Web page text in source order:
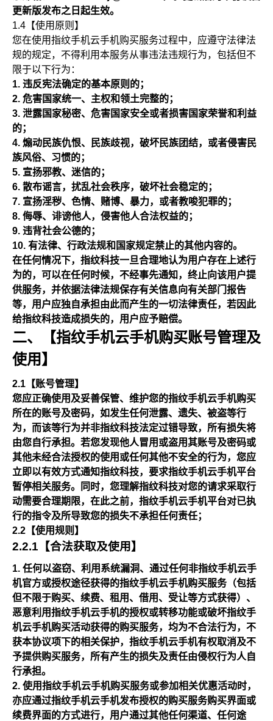
更新版发布之日起生效。
1.4【使用原则】
您在使用指纹手机云手机购买服务过程中，应遵守法律法
规的规定，不得利用本服务从事违法违规行为，包括但不
限于以下行为：
违反宪法确定的基本原则的；
危害国家统一、主权和领土完整的；
泄露国家秘密、危害国家安全或者损害国家荣誉和利益
的；
煽动民族仇恨、民族歧视，破坏民族团结，或者侵害民
族风俗、习惯的；
宣扬邪教、迷信的；
散布谣言，扰乱社会秩序，破坏社会稳定的；
宣扬淫秽、色情、赌博、暴力，或者教唆犯罪的；
侮辱、诽谤他人，侵害他人合法权益的；
违背社会公德的；
有法律、行政法规和国家规定禁止的其他内容的。
在任何情况下，指纹科技一旦合理地认为用户存在上述行
为的，可以在任何时候，不经事先通知，终止向该用户提
供服务，并依据法律法规保存有关信息向有关部门报告
等，用户应独自承担由此而产生的一切法律责任，若因此
给指纹科技造成损失的，用户应予赔偿。
二、【指纹手机云手机购买账号管理及
使用】
2.1【账号管理】
您应正确使用及妥善保管、维护您的指纹手机云手机购买
所在的账号及密码，如发生任何泄露、遗失、被盗等行
为，而该等行为并非指纹科技法定过错导致，所有损失将
由您自行承担。若您发现他人冒用或盗用其账号及密码或
其他未经合法授权的使用或任何其他不安全的行为，您应
立即以有效方式通知指纹科技，要求指纹手机云手机平台
暂停相关服务。同时，您理解指纹科技对您的请求采取行
动需要合理期限，在此之前，指纹手机云手机平台对已执
行的指令及所导致您的损失不承担任何责任；
2.2【使用规则】
2.2.1【合法获取及使用】
任何以盗窃、利用系统漏洞、通过任何非指纹手机云手
机官方或授权途径获得的指纹手机云手机购买服务（包括
但不限于购买、续费、租用、借用、受让等方式获得）、
恶意利用指纹手机云手机的授权或转移功能或破坏指纹手
机云手机购买活动获得的购买服务，均为不合法行为，不
获本协议项下的相关保护，指纹手机云手机有权取消及不
予提供购买服务，所有产生的损失及责任由侵权行为人自
行承担。
使用指纹手机云手机购买服务或参加相关优惠活动时，
亦应通过指纹手机云手机发布授权的购买服务购买界面或
续费界面的方式进行，用户通过其他任何渠道、任何途